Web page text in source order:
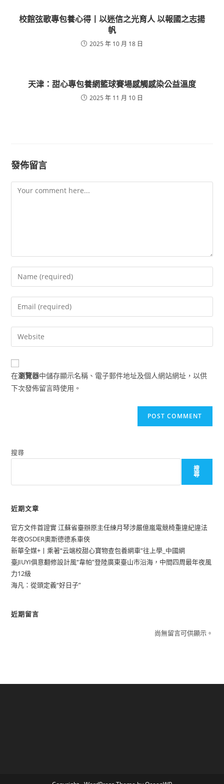
校館弦歌專包養心得丨以迷信之光育人 以報國之志揚
帆
2025 年 10 月 18 日
天津：甜心專包養網籃球賽場感觸感染公益溫度
2025 年 11 月 10 日
發佈留言
Comment
Enter
your
name
comment
Enter
your
email
address
comment
Enter
your
website
URL
(optional)
在瀏覽器中儲存顯示名稱、電子郵件地址及個人網站網址，以供
下次發佈留言時使用。
搜尋
搜
尋
近期文章
官方文件首證實 江蘇省臺辦原主任練月琴涉嚴億嵐電競椅重違紀違法
年夜OSDER奧斯德德系車俠
新華全媒+丨乘著“云端校甜心寶物查包養網車”往上學_中國網
臺JIUYI俱意翻修設計風“韋帕”登陸廣東臺山市沿海，中間四周最年夜風
力12級
海凡：從頭定義“好日子”
近期留言
尚無留言可供顯示。